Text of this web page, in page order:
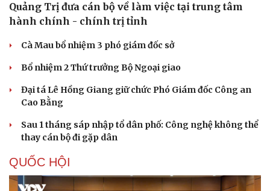
Cải chính
Quảng Trị đưa cán bộ về làm việc tại trung tâm
hành chính - chính trị tỉnh
Cà Mau bổ nhiệm 3 phó giám đốc sở
Bổ nhiệm 2 Thứ trưởng Bộ Ngoại giao
Đại tá Lê Hồng Giang giữ chức Phó Giám đốc Công an
Cao Bằng
Sau 1 tháng sáp nhập tổ dân phố: Công nghệ không thể
thay cán bộ đi gặp dân
QUỐC HỘI